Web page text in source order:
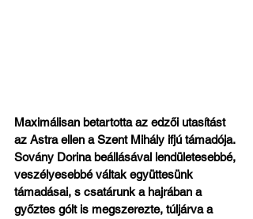
Maximálisan betartotta az edzői utasítást
az Astra ellen a Szent Mihály ifjú támadója.
Sovány Dorina beállásával lendületesebbé,
veszélyesebbé váltak együttesünk
támadásai, s csatárunk a hajrában a
győztes gólt is megszerezte, túljárva a